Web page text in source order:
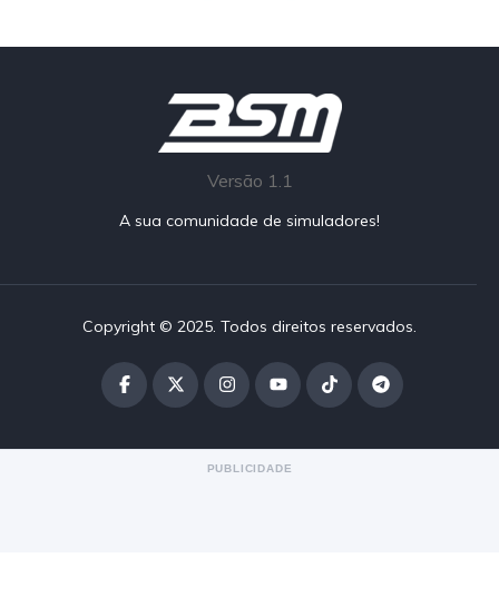
Versão 1.1
A sua comunidade de simuladores!
Copyright © 2025. Todos direitos reservados.
PUBLICIDADE